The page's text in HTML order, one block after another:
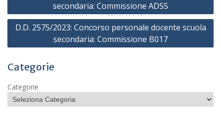
secondaria: Commissione ADSS
D.D. 2575/2023: Concorso personale docente scuola
secondaria: Commissione B017
Categorie
Categorie